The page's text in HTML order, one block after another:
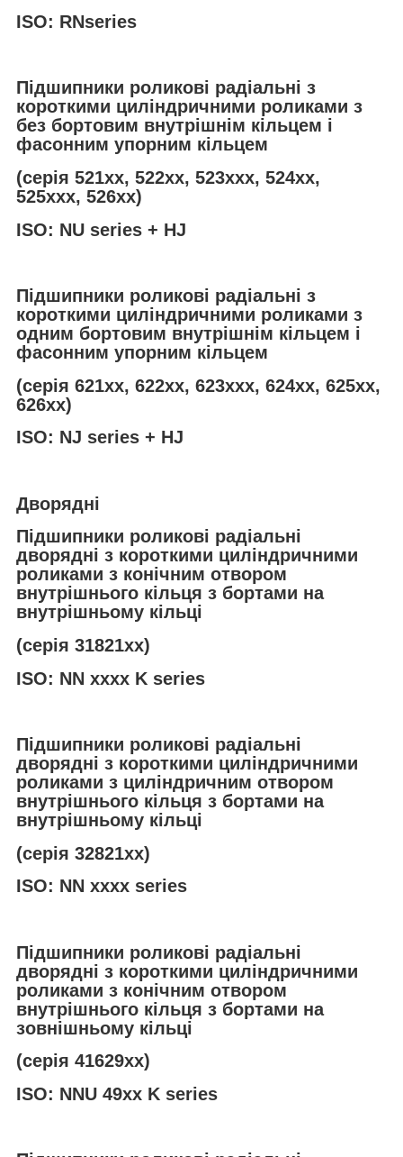
ISO: RNseries
Підшипники роликові радіальні з
короткими циліндричними роликами з
без бортовим внутрішнім кільцем і
фасонним упорним кільцем
(серія 521хх, 522хх, 523ххх, 524xx,
525ххх, 526хх)
ISO: NU series + HJ
Підшипники роликові радіальні з
короткими циліндричними роликами з
одним бортовим внутрішнім кільцем і
фасонним упорним кільцем
(серія 621хх, 622хх, 623ххх, 624xx, 625хх,
626хх)
ISO: NJ series + HJ
Дворядні
Підшипники роликові радіальні
дворядні з короткими циліндричними
роликами з конічним отвором
внутрішнього кільця з бортами на
внутрішньому кільці
(серія 31821хх)
ISO: NN xxxx K series
Підшипники роликові радіальні
дворядні з короткими циліндричними
роликами з циліндричним отвором
внутрішнього кільця з бортами на
внутрішньому кільці
(серія 32821хх)
ISO: NN xxxx series
Підшипники роликові радіальні
дворядні з короткими циліндричними
роликами з конічним отвором
внутрішнього кільця з бортами на
зовнішньому кільці
(серія 41629хх)
ISO: NNU 49xx K series